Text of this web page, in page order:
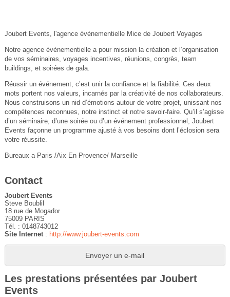
Joubert Events, l'agence événementielle Mice de Joubert Voyages
Notre agence événementielle a pour mission la création et l’organisation
de vos séminaires, voyages incentives, réunions, congrès, team
buildings, et soirées de gala.
Réussir un événement, c’est unir la confiance et la fiabilité. Ces deux
mots portent nos valeurs, incarnés par la créativité de nos collaborateurs.
Nous construisons un nid d’émotions autour de votre projet, unissant nos
compétences reconnues, notre instinct et notre savoir-faire. Qu’il s’agisse
d’un séminaire, d’une soirée ou d’un événement professionnel, Joubert
Events façonne un programme ajusté à vos besoins dont l’éclosion sera
votre réussite.
Bureaux a Paris /Aix En Provence/ Marseille
Contact
Joubert Events
Steve Boublil
18 rue de Mogador
75009 PARIS
Tél. : 0148743012
Site Internet: http://www.joubert-events.com
Envoyer un e-mail
Les prestations présentées par Joubert
Events